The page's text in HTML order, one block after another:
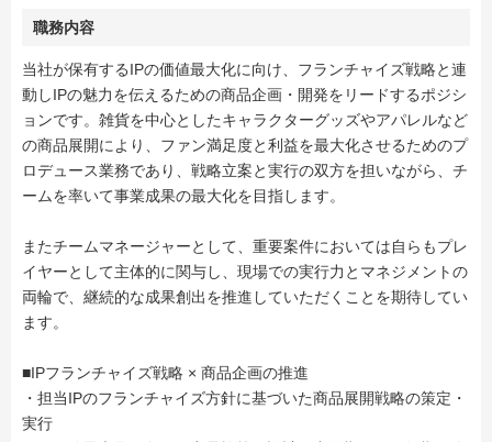
職務内容
当社が保有するIPの価値最大化に向け、フランチャイズ戦略と連
動しIPの魅力を伝えるための商品企画・開発をリードするポジシ
ョンです。雑貨を中心としたキャラクターグッズやアパレルなど
の商品展開により、ファン満足度と利益を最大化させるためのプ
ロデュース業務であり、戦略立案と実行の双方を担いながら、チ
ームを率いて事業成果の最大化を目指します。
またチームマネージャーとして、重要案件においては自らもプレ
イヤーとして主体的に関与し、現場での実行力とマネジメントの
両輪で、継続的な成果創出を推進していただくことを期待してい
ます。
■IPフランチャイズ戦略 × 商品企画の推進
・担当IPのフランチャイズ方針に基づいた商品展開戦略の策定・
実行